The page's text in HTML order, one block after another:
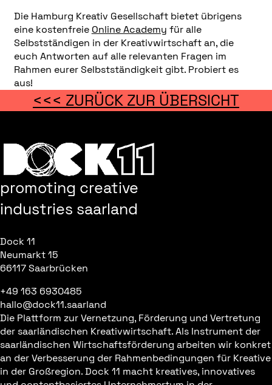
Die Hamburg Kreativ Gesellschaft bietet übrigens
eine kostenfreie Online Academy für alle
Selbstständigen in der Kreativwirtschaft an, die
euch Antworten auf alle relevanten Fragen im
Rahmen eurer Selbstständigkeit gibt. Probiert es
aus!
<<< ZURÜCK ZUR ÜBERSICHT
promoting creative
industries saarland
Dock 11
Neumarkt 15
66117 Saarbrücken
+49 163 6930485
hallo@dock11.saarland
Die Plattform zur Vernetzung, Förderung und Vertretung
der saarländischen Kreativwirtschaft. Als Instrument der
saarländischen Wirtschaftsförderung arbeiten wir konkret
an der Verbesserung der Rahmenbedingungen für Kreative
in der Großregion. Dock 11 macht kreatives, innovatives